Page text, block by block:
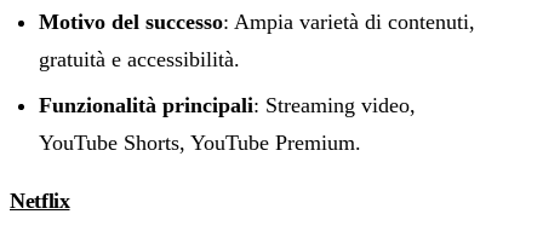
Motivo del successo: Ampia varietà di contenuti,
gratuità e accessibilità.
Funzionalità principali: Streaming video,
YouTube Shorts, YouTube Premium.
Netflix